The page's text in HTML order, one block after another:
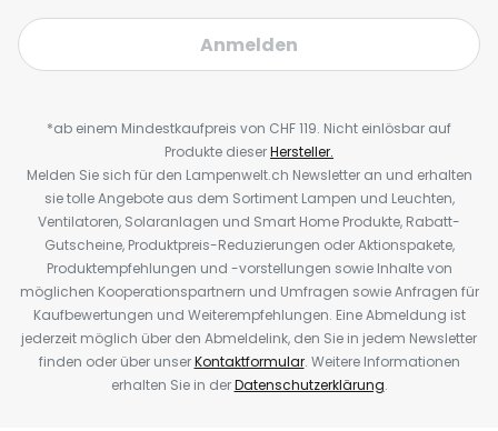
Anmelden
*ab einem Mindestkaufpreis von CHF 119. Nicht einlösbar auf
Produkte dieserHersteller.
Melden Sie sich für den Lampenwelt.ch Newsletter an und erhalten
sie tolle Angebote aus dem Sortiment Lampen und Leuchten,
Ventilatoren, Solaranlagen und Smart Home Produkte, Rabatt-
Gutscheine, Produktpreis-Reduzierungen oder Aktionspakete,
Produktempfehlungen und -vorstellungen sowie Inhalte von
möglichen Kooperationspartnern und Umfragen sowie Anfragen für
Kaufbewertungen und Weiterempfehlungen. Eine Abmeldung ist
jederzeit möglich über den Abmeldelink, den Sie in jedem Newsletter
finden oder über unserKontaktformular. Weitere Informationen
erhalten Sie in derDatenschutzerklärung.